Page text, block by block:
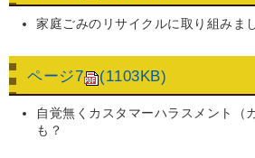
家庭ごみのリサイクルに取り組みま
ページ7 (1103KB)
自覚無くカスタマーハラスメント（
も？